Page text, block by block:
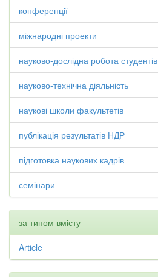
конференції
міжнародні проекти
науково-дослідна робота студентів
науково-технічна діяльність
наукові школи факультетів
публікація результатів НДР
підготовка наукових кадрів
семінари
за типом вмісту
Article